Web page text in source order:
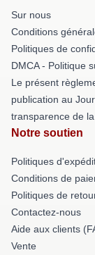
Sur nous
Conditions
Politiques de
DMCA - Politique
Le présent
publication au
transparence de
Notre soutien
Politiques
Conditions de
Politiques de
Contactez-nous
Aide aux clients
Vente